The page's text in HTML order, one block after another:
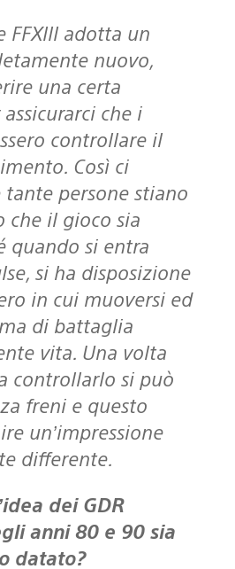
nuovo,
una certa
che i
controllare il
Così ci
tante persone stiano
che il gioco sia
quando si entra
si ha disposizione
in cui muoversi ed
di battaglia
vita. Una volta
controllarlo si può
freni e questo
un’impressione
differente.
anni 80 e 90 sia
datato?